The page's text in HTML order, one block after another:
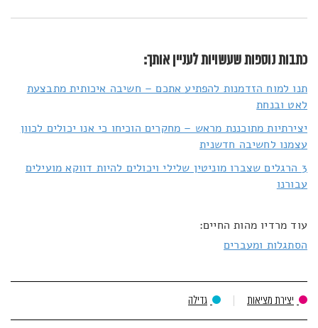
כתבות נוספות שעשויות לעניין אותך:
תנו למוח הזדמנות להפתיע אתכם – חשיבה איכותית מתבצעת
לאט ובנחת
יצירתיות מתוכננת מראש – מחקרים הוכיחו כי אנו יכולים לכוון
עצמנו לחשיבה חדשנית
3 הרגלים שצברו מוניטין שלילי ויכולים להיות דווקא מועילים
עבורנו
עוד מרדיו מהות החיים:
הסתגלות ומעברים
יצירת מציאות גדילה